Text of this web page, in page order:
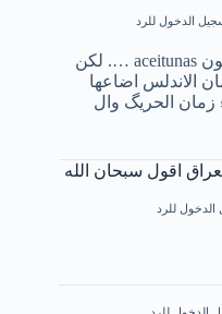
الدخول للرد
وغيره كثير كالكراء alquiler الزيتون aceitunas …. لكن
الاندلس اضاعها
زمان الحريگ وال
اقول سبحان الله
الدخول للرد